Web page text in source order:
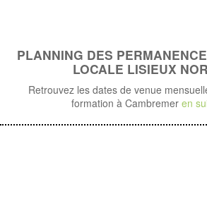
PLANNING DES
LOCALE LISIEUX
Retrouvez les dates de venue
formation à Cambremer en